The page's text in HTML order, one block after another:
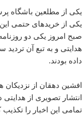
یکی از مطلعین باشگاه
یکی از خریدهای حتمی
صبح امروز یکی دو
هدایتی و به تبع آن
داده بودند.
افشین دهقان از
انتشار تصویری از
تمامی این اخبار را تکذیب